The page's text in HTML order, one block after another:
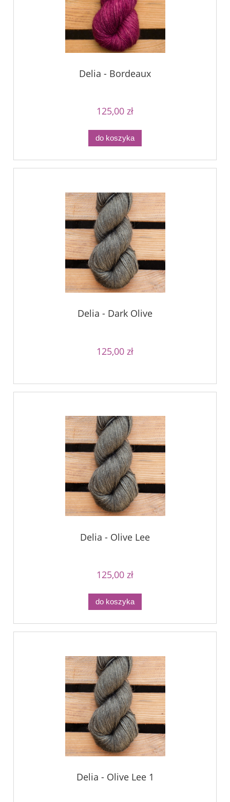
Delia - Bordeaux
125,00 zł
do koszyka
Delia - Dark Olive
125,00 zł
Delia - Olive Lee
125,00 zł
do koszyka
Delia - Olive Lee 1